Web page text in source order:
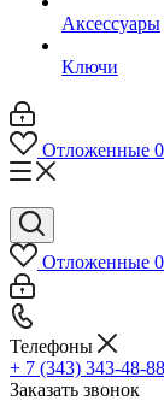
Аксессуары
Ключи
Отложенные 0
Отложенные 0
Телефоны
+ 7 (343) 343-48-88
Заказать звонок